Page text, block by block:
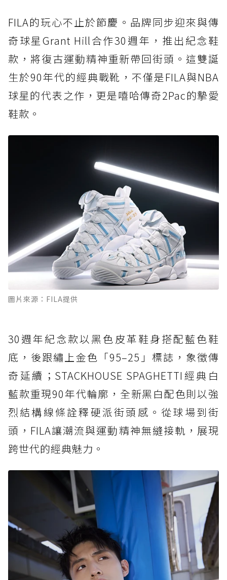
FILA的玩心不止於節慶。品牌同步迎來與傳
奇球星Grant Hill合作30週年，推出紀念鞋
款，將復古運動精神重新帶回街頭。這雙誕
生於90年代的經典戰靴，不僅是FILA與NBA
球星的代表之作，更是嘻哈傳奇2Pac的摯愛
鞋款。
圖片來源：FILA提供
30週年紀念款以黑色皮革鞋身搭配藍色鞋
底，後跟繡上金色「95–25」標誌，象徵傳
奇延續；STACKHOUSE SPAGHETTI經典白
藍款重現90年代輪廓，全新黑白配色則以強
烈結構線條詮釋硬派街頭感。從球場到街
頭，FILA讓潮流與運動精神無縫接軌，展現
跨世代的經典魅力。